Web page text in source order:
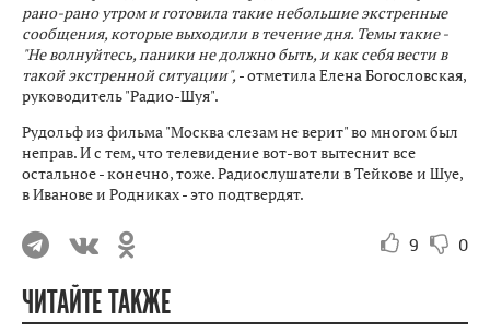
рано-рано утром и готовила такие небольшие экстренные
сообщения, которые выходили в течение дня. Темы такие -
"Не волнуйтесь, паники не должно быть, и как себя вести в
такой экстренной ситуации", - отметила Елена Богословская,
руководитель "Радио-Шуя".
Рудольф из фильма "Москва слезам не верит" во многом был
неправ. И с тем, что телевидение вот-вот вытеснит все
остальное - конечно, тоже. Радиослушатели в Тейкове и Шуе,
в Иванове и Родниках - это подтвердят.
9 0
ЧИТАЙТЕ ТАКЖЕ